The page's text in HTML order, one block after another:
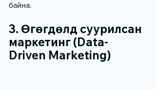
байна.
3. Өгөгдөлд суурилсан
маркетинг (Data-
Driven Marketing)